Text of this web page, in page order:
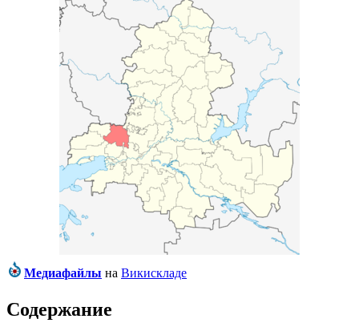
Медиафайлы на Викискладе
Содержание